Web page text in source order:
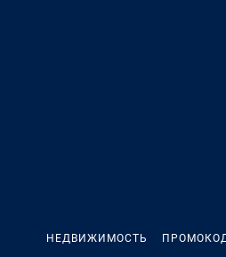
НЕДВИЖИМОСТЬ